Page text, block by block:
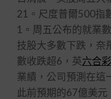
21。尺度普爾500指
1。周五公布的就業
技股大多數下跌，
數收跌超6，英六合
業績，公司預測在這
此前預期的67億美